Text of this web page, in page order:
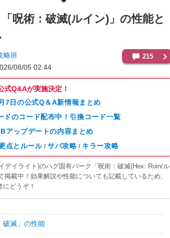
「呪術：破滅(ルイン)」の性能と
略班
08/05 02:44
215
式Q&Aが実施決定！
7日の公式Q＆A新情報まとめ
ドのコード配布中！引換コード一覧
アップデートの内容まとめ
点とルール / サバ攻略 / キラー攻略
デイライト)のハグ固有パーク「呪術：破滅(Hex: Ruin/ル
掲載中！効果解説や性能についても記載しているため、
にどうぞ！
破滅」の性能